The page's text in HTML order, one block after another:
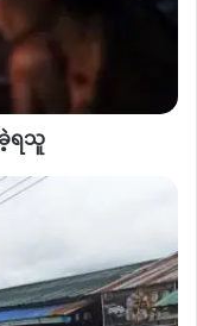
န်လိုင်း ငွေညစ်မှု
ေပါတယ်”လို့ ဖားကန့်
။
တောင်းခံနေသူတွေ
ယ်တွေ၊ ကျောက်မျက်
ဘဲ စျေးသည်များကို
ရသူ